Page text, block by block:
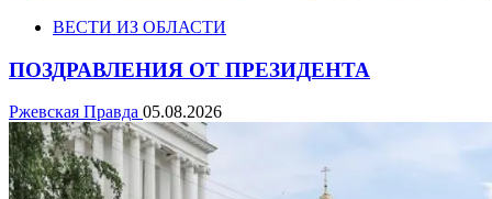
ВЕСТИ ИЗ ОБЛАСТИ
ПОЗДРАВЛЕНИЯ ОТ ПРЕЗИДЕНТА
Ржевская Правда 05.08.2026